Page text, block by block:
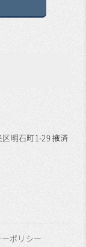
明石町1-29 掖済
ポリシー